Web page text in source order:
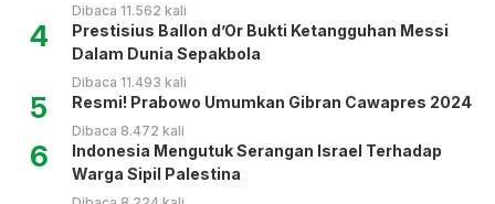
Dibaca 11.562 kali
4
Prestisius Ballon d’Or Bukti Ketangguhan Messi
Dalam Dunia Sepakbola
Dibaca 11.493 kali
5 Resmi! Prabowo Umumkan Gibran Cawapres 2024
Dibaca 8.472 kali
6
Indonesia Mengutuk Serangan Israel Terhadap
Warga Sipil Palestina